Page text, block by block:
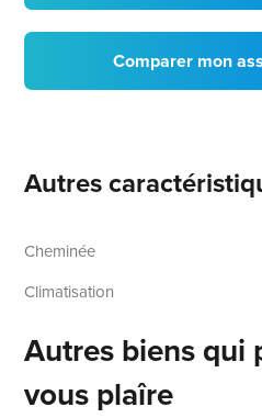
Comparer mon
Autres
Cheminée
Climatisation
Autres biens qui
vous plaîre